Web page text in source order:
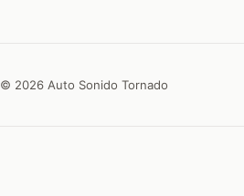
© 2026 Auto Sonido Tornado